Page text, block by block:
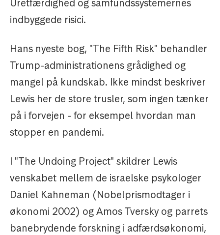
Uretfærdighed og samfundssystemernes
indbyggede risici.
Hans nyeste bog, "The Fifth Risk" behandler
Trump-administrationens grådighed og
mangel på kundskab. Ikke mindst beskriver
Lewis her de store trusler, som ingen tænker
på i forvejen - for eksempel hvordan man
stopper en pandemi.
I "The Undoing Project" skildrer Lewis
venskabet mellem de israelske psykologer
Daniel Kahneman (Nobelprismodtager i
økonomi 2002) og Amos Tversky og parrets
banebrydende forskning i adfærdsøkonomi,